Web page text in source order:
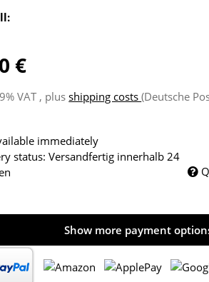
€
VAT , plusshipping costs(Deutsche
immediately
status: Versandfertig innerhalb 24
Show more payment